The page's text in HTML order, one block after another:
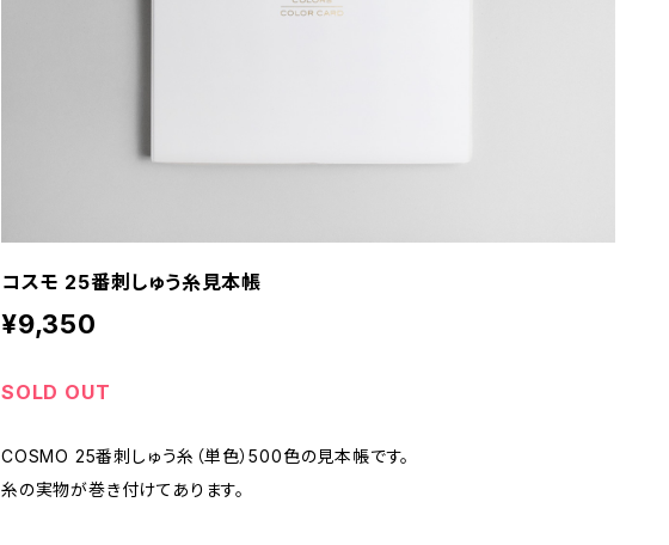
コスモ 25番刺しゅう糸見本帳
¥9,350
SOLD OUT
COSMO 25番刺しゅう糸（単色）500色の見本帳です。
糸の実物が巻き付けてあります。